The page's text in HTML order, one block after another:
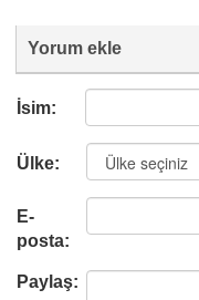
Yorum ekle
İsim:
Ülke:
E-
posta:
Paylaş: